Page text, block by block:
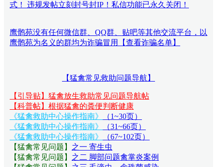
式！ 违规发帖立刻封号封IP！私信功能已永久关闭！
鹰鹘苑没有任何微信群、QQ群、贴吧等其他交流平台，以
鹰鹘苑为名义的群均为诈骗冒用【查看诈骗名单】
【猛禽常见救助问题导航】
【引导贴】猛禽放生救助常见问题导航帖
【科普帖】根据猛禽的粪便判断健康
《猛禽救助中心操作指南》
（1~30页）
《猛禽救助中心操作指南》
（31~66页）
《猛禽救助中心操作指南》
（67~102页）
【猛禽常见问题 】 之一 寄生虫
【猛禽常见问题 】 之二 脚部问题禽掌炎案例